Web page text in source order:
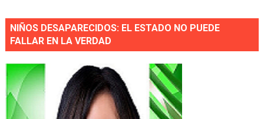
NIÑOS DESAPARECIDOS: EL ESTADO NO PUEDE
FALLAR EN LA VERDAD